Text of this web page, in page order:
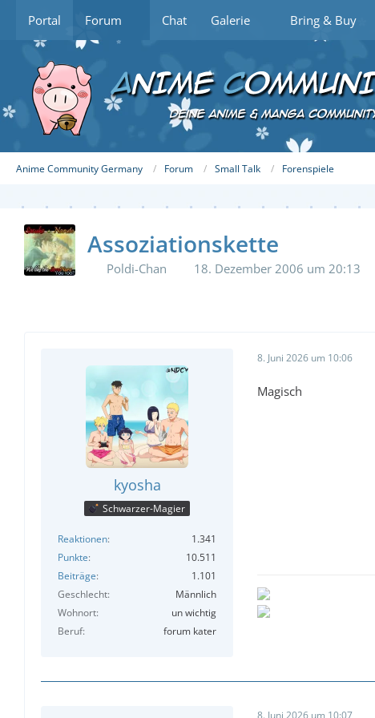
Portal Forum Chat Galerie Bring & Buy
Anime Community Germany Forum Small Talk Forenspiele
Assoziationskette
Poldi-Chan 18. Dezember 2006 um 20:13
kyosha
Schwarzer-Magier
Reaktionen
1.341
Punkte
10.511
Beiträge
1.101
Geschlecht
Männlich
Wohnort
un wichtig
Beruf
forum kater
8. Juni 2026 um 10:06
Magisch
8. Juni 2026 um 10:07